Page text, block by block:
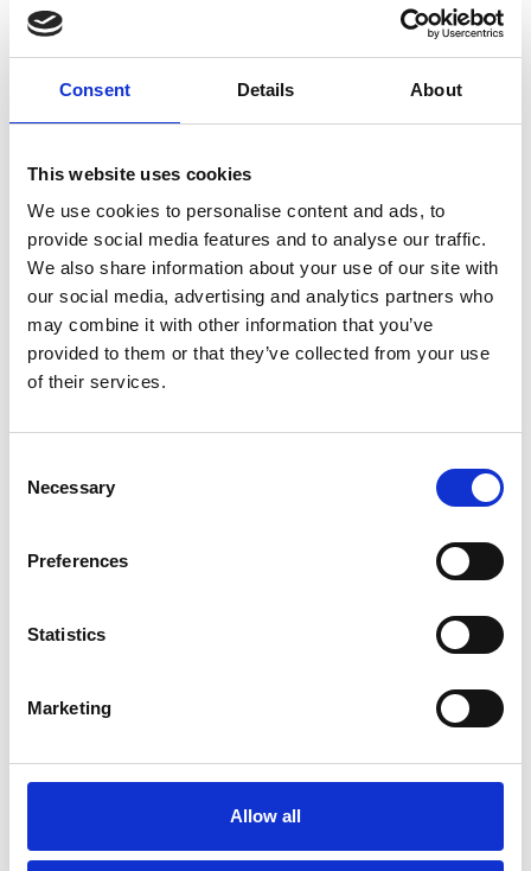
Consent Details About
This website uses cookies
We use cookies to personalise content and ads, to
provide social media features and to analyse our traffic.
We also share information about your use of our site with
our social media, advertising and analytics partners who
may combine it with other information that you’ve
provided to them or that they’ve collected from your use
of their services.
Selection
Necessary
Preferences
Statistics
Marketing
Allow all
Suggeriti per te